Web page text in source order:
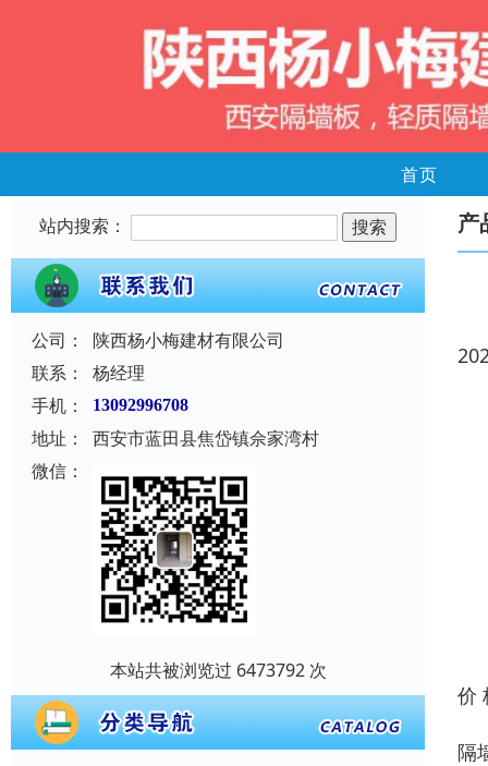
首页
站内搜索：
公司：
陕西杨小梅建材有限公司
联系：
杨经理
手机：
13092996708
地址：
西安市蓝田县焦岱镇佘家湾村
微信：
本站共被浏览过 6473792 次
产
价
隔